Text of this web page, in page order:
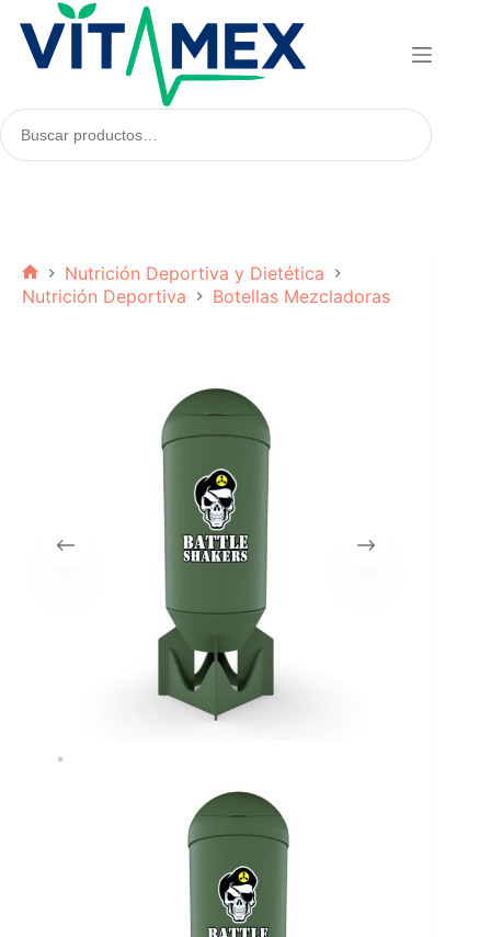
contenido
Buscar
productos:
Inicio
Nutrición Deportiva y Dietética
Nutrición Deportiva
Botellas Mezcladoras